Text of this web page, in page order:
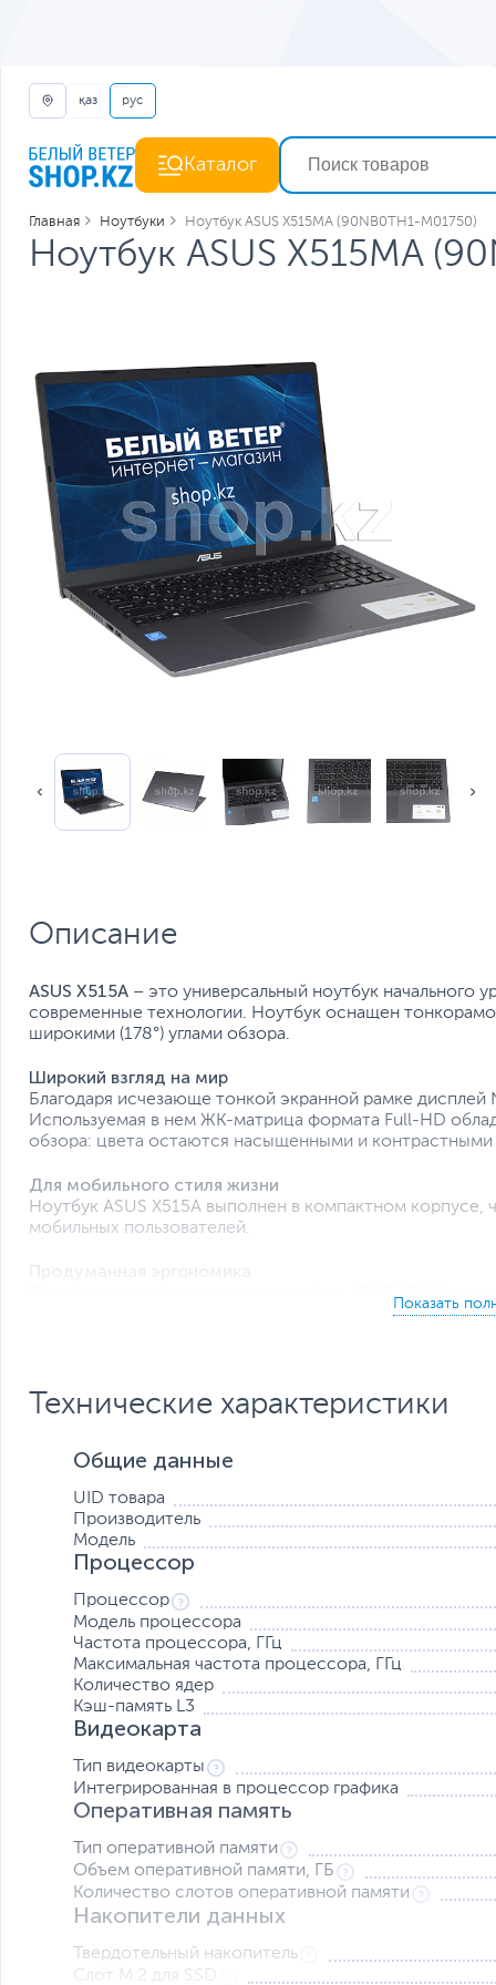
қаз рус
Каталог
Главная Ноутбуки Ноутбук ASUS X515MA (90NB0TH1-M01750)
Ноутбук ASUS X515MA
Описание
ASUS X515A – это универсальный ноутбук начального
современные технологии. Ноутбук оснащен
широкими (178°) углами обзора.
Широкий взгляд на мир
Благодаря исчезающе тонкой экранной рамке
Используемая в нем ЖК-матрица формата Full-HD
обзора: цвета остаются насыщенными и контрастными
Для мобильного стиля жизни
Ноутбук ASUS X515A выполнен в компактном
мобильных пользователей.
Продуманная эргономика
Полноразмерная клавиатура ноутбука ASUS X515A
конструкцией и оптимальной глубиной хода клавиш
Технические характеристики
Общие данные
UID товара
Производитель
Модель
Процессор
Процессор
Модель процессора
Частота процессора, ГГц
Максимальная частота процессора, ГГц
Количество ядер
Кэш-память L3
Видеокарта
Тип видеокарты
Интегрированная в процессор графика
Оперативная память
Тип оперативной памяти
Объем оперативной памяти, ГБ
Количество слотов оперативной памяти
Накопители данных
Твердотельный накопитель
Слот M.2 для SSD